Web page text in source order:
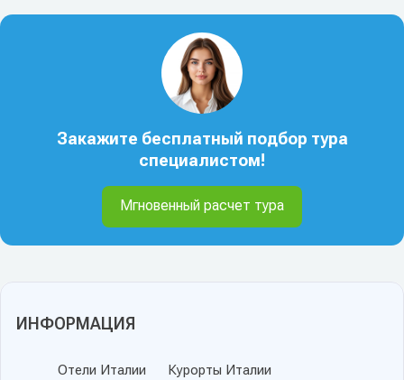
ИНФОРМАЦИЯ
Отели Италии
Курорты Италии
Закажите бесплатный подбор тура
специалистом!
Мгновенный расчет тура